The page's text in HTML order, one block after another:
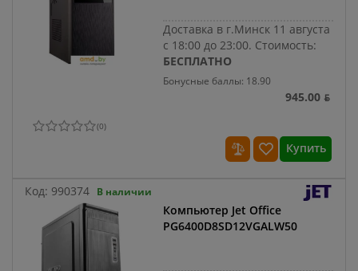
Доставка в г.Минск 11 августа
с 18:00 до 23:00. Стоимость:
БЕСПЛАТНО
Бонусные баллы: 18.90
945.00 ƃ
(0)
Купить
Код: 990374 В наличии
Компьютер Jet Office
PG6400D8SD12VGALW50